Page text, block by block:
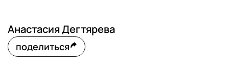
Анастасия Дегтярева
поделиться